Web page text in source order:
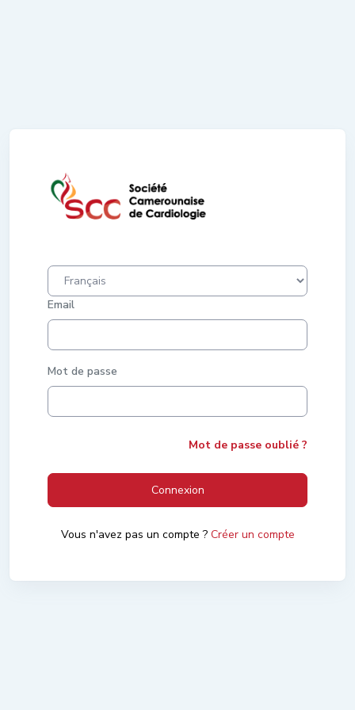
Email
Mot de passe
Mot de passe oublié ?
Connexion
Vous n'avez pas un compte ? Créer un compte